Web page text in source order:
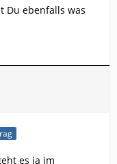
Du ebenfalls was
es ja im